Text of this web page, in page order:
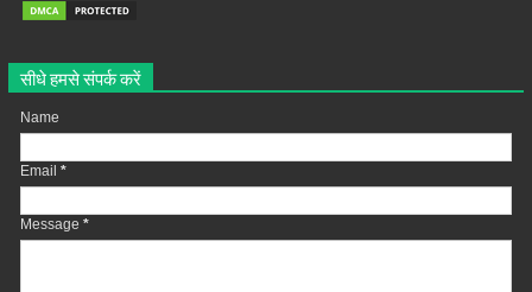
सीधे हमसे संपर्क करें
Name
Email *
Message *